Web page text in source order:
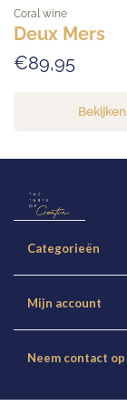
Coral wine
Deux Mers
€89,95
Bekijken
Categorieën
Mijn account
Neem contact op